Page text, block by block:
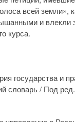
всей земли»,
и влекли
курса.
государства и
словарь / Под